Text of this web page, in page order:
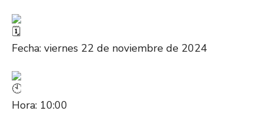
Fecha: viernes 22 de noviembre de 2024
Hora: 10:00